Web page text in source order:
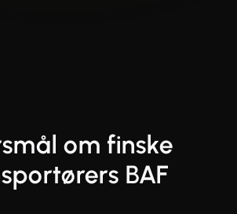
om finske
BAF